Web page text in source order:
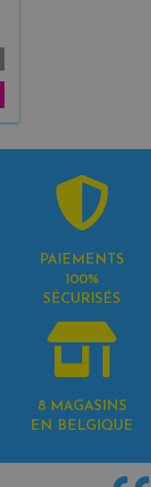
PAIEMENTS
100%
SÉCURISÉS
8 MAGASINS
EN BELGIQUE